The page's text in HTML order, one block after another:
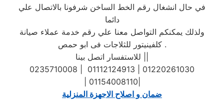
في حال انشغال رقم الخط الساخن شرفونا بالاتصال علي
دائما
ولذلك يمكنكم التواصل معنا علي رقم خدمة عملاء صيانة
كلفينيتور للثلاجات فى ابو حمص .
0235710008 | 01112124913 | 01220261030
| 01154008110|
ضمان و اصلاح الاجهزة المنزلية